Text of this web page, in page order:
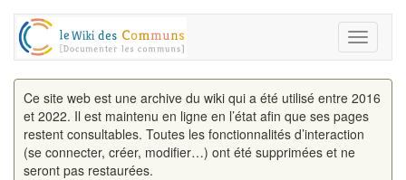
Toggle
Ce site web est une archive du wiki qui a été utilisé entre 2016
et 2022. Il est maintenu en ligne en l’état afin que ses pages
restent consultables. Toutes les fonctionnalités d’interaction
(se connecter, créer, modifier…) ont été supprimées et ne
seront pas restaurées.